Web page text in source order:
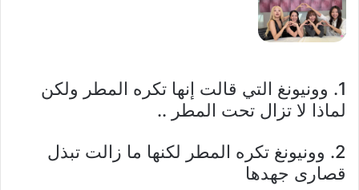
1. وونيونغ التي قالت إنها تكره المطر ولكن
لماذا لا تزال تحت المطر ..
2. وونيونغ تكره المطر لكنها ما زالت تبذل
قصارى جهدها